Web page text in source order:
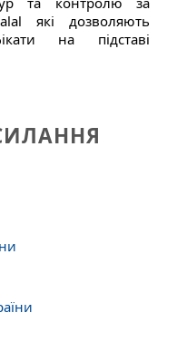
які дозволяють
на підставі